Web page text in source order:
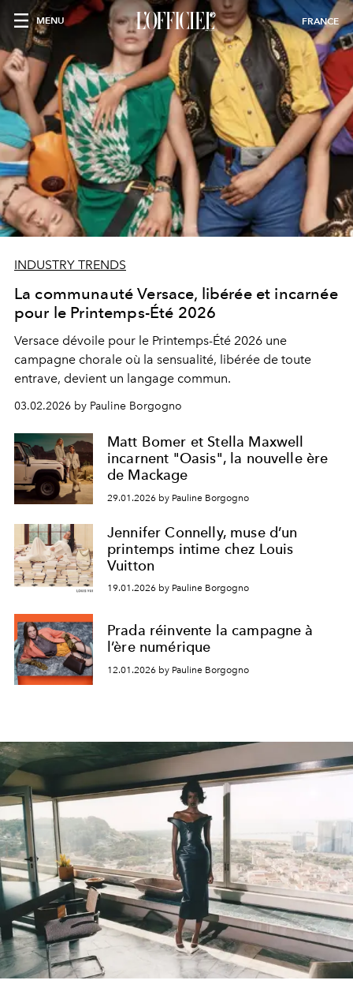
MENU FRANCE
INDUSTRY TRENDS
La communauté Versace, libérée et incarnée
pour le Printemps-Été 2026
Versace dévoile pour le Printemps-Été 2026 une
campagne chorale où la sensualité, libérée de toute
entrave, devient un langage commun.
03.02.2026 by Pauline Borgogno
Matt Bomer et Stella Maxwell
incarnent "Oasis", la nouvelle ère
de Mackage
29.01.2026 by Pauline Borgogno
Jennifer Connelly, muse d’un
printemps intime chez Louis
Vuitton
19.01.2026 by Pauline Borgogno
Prada réinvente la campagne à
l’ère numérique
12.01.2026 by Pauline Borgogno